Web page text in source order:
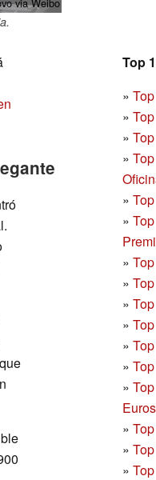
Top
»
»
»
»
»
»
»
»
»
»
»
»
»
Euros
»
»
»